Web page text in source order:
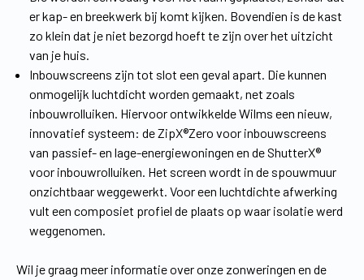
er kap- en breekwerk bij komt kijken. Bovendien is de kast
zo klein dat je niet bezorgd hoeft te zijn over het uitzicht
van je huis.
Inbouwscreens zijn tot slot een geval apart. Die kunnen
onmogelijk luchtdicht worden gemaakt, net zoals
inbouwrolluiken. Hiervoor ontwikkelde Wilms een nieuw,
innovatief systeem: de ZipX®Zero voor inbouwscreens
van passief- en lage-energiewoningen en de ShutterX®
voor inbouwrolluiken. Het screen wordt in de spouwmuur
onzichtbaar weggewerkt. Voor een luchtdichte afwerking
vult een composiet profiel de plaats op waar isolatie werd
weggenomen.
Wil je graag meer informatie over onze zonweringen en de